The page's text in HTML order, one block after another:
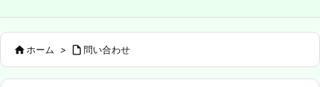
ホーム >  問い合わせ